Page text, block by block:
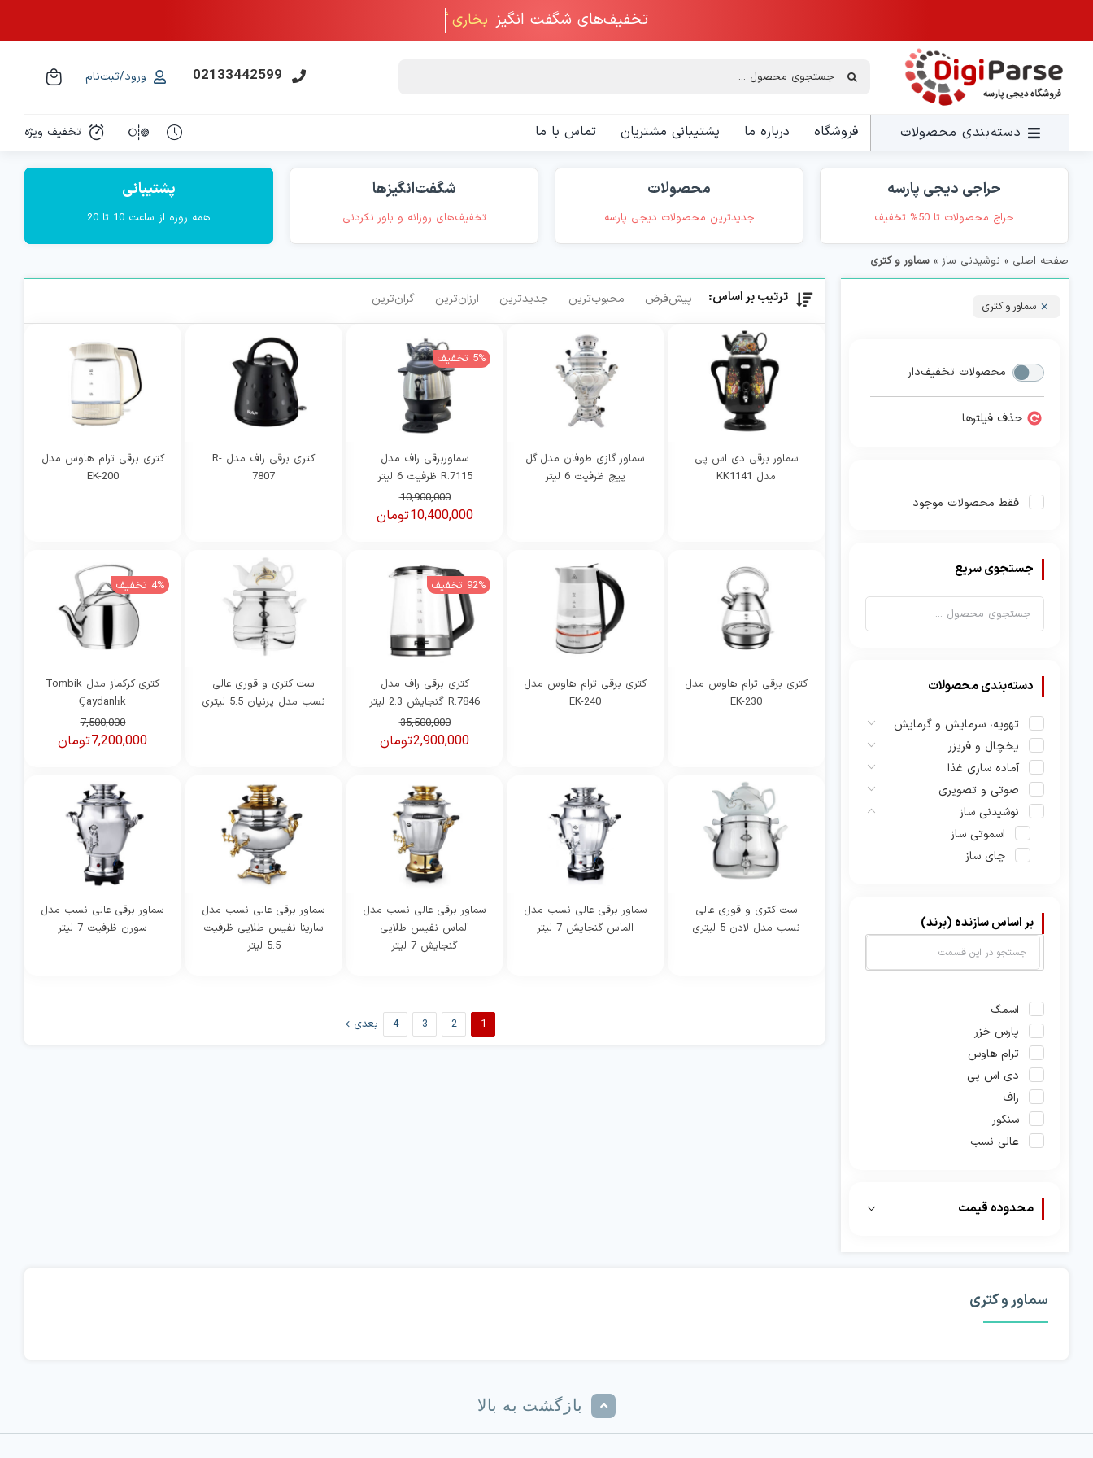
تخفیف‌های شگفت انگیز
جستجو
برای:
02133442599 ورود/ثبت‌نام
دسته‌بندی محصولات فروشگاه درباره ما پشتیبانی مشتریان تماس با ما تخفیف ویژه
حراجی دیجی پارسه
حراج محصولات تا 50% تخفیف
محصولات
جدیدترین محصولات دیجی پارسه
شگفت‌انگیزها
تخفیف‌های روزانه و باور نکردنی
پشتیبانی
همه روزه از ساعت 10 تا 20
صفحه اصلی » نوشیدنی ساز » سماور و کتری
سماور و کتری
محصولات تخفیف‌دار
حذف فیلترها
فقط محصولات موجود
جستجوی سریع
دسته‌بندی محصولات
تهویه، سرمایش و گرمایش
یخچال و فریزر
آماده سازی غذا
صوتی و تصویری
نوشیدنی ساز
اسموتی ساز
چای ساز
اسپرسو ساز
قهوه ساز
پخت و پز
شستشو و نظافت
بر اساس سازنده (برند)
اسمگ
پارس خزر
ترام هاوس
دی اس پی
راف
سنکور
عالی نسب
کرکماز
محدوده قیمت
ترتیب بر اساس: پیش‌فرض محبوب‌ترین جدیدترین ارزان‌ترین گران‌ترین
سماور برقی دی اس پی
مدل KK1141
سماور گازی طوفان مدل گل
پیچ ظرفیت 6 لیتر
5% تخفیف
سماوربرقی راف مدل
R.7115 ظرفیت 6 لیتر
10,900,000
قیمت
اصلی10,400,000تومان
قیمت
فعلی
کتری برقی راف مدل R-
7807
کتری برقی ترام هاوس مدل
EK-200
کتری برقی ترام هاوس مدل
EK-230
کتری برقی ترام هاوس مدل
EK-240
92% تخفیف
کتری برقی راف مدل
R.7846 گنجایش 2.3 لیتر
35,500,000
قیمت
اصلی
بود.
2,900,000تومان
قیمت
فعلی
است.
ست کتری و قوری عالی
نسب مدل پرنیان 5.5 لیتری
4% تخفیف
کتری کرکماز مدل Tombik
Çaydanlık
7,500,000
قیمت
اصلی
بود.
7,200,000تومان
قیمت
فعلی
است.
ست کتری و قوری عالی
نسب مدل لادن 5 لیتری
سماور برقی عالی نسب مدل
الماس گنجایش 7 لیتر
سماور برقی عالی نسب مدل
الماس نفیس طلایی
گنجایش 7 لیتر
سماور برقی عالی نسب مدل
سارینا نفیس طلایی ظرفیت
5.5 لیتر
سماور برقی عالی نسب مدل
سورن ظرفیت 7 لیتر
1
2
3
4 بعدی
سماور و کتری
بازگشت به بالا